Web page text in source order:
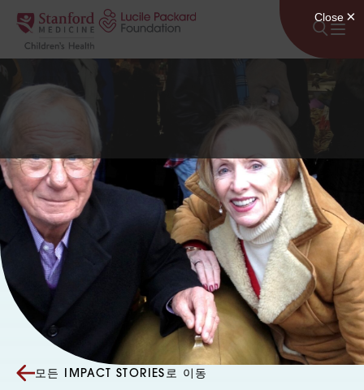
콘텐츠로 건너뛰기
모든 IMPACT STORIES로 이동